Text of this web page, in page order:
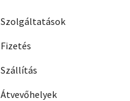
Szolgáltatások
Fizetés
Szállítás
Átvevőhelyek